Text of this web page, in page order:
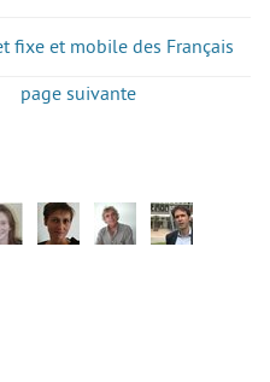
fixe et mobile des Français
page suivante